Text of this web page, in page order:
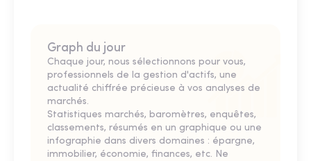
Graph du jour
Chaque jour, nous sélectionnons pour vous,
professionnels de la gestion d'actifs, une
actualité chiffrée précieuse à vos analyses de
marchés.
Statistiques marchés, baromètres, enquêtes,
classements, résumés en un graphique ou une
infographie dans divers domaines : épargne,
immobilier, économie, finances, etc. Ne